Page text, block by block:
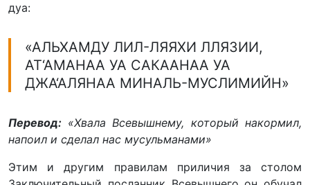
дуа:
«АЛЬХАМДУ ЛИЛ-ЛЯЯХИ ЛЛЯЗИИ,
АТ‘АМАНАА УА САКААНАА УА
ДЖА‘АЛЯНАА МИНАЛЬ-МУСЛИМИЙН»
Перевод: «Хвала Всевышнему, который накормил,
напоил и сделал нас мусульманами»
Этим и другим правилам приличия за столом